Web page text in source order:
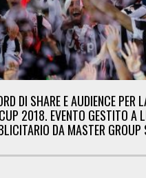
DI SHARE E AUDIENCE PER
2018. EVENTO GESTITO A
DA MASTER GROUP